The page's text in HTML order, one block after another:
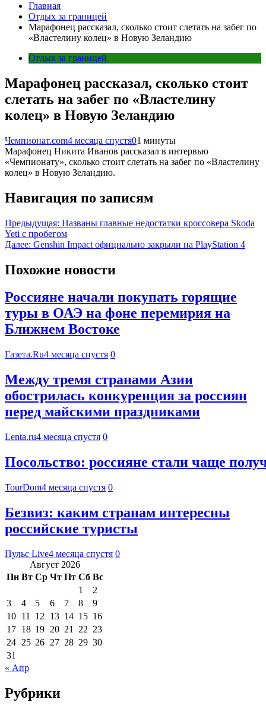
Главная
Отдых за границей
Марафонец рассказал, сколько стоит слетать на забег по
«Властелину колец» в Новую Зеландию
Отдых за границей
Марафонец рассказал, сколько стоит
слетать на забег по «Властелину
колец» в Новую Зеландию
Чемпионат.com4 месяца спустя01 минуты
Марафонец Никита Иванов рассказал в интервью
«Чемпионату», сколько стоит слетать на забег по «Властелину
колец» в Новую Зеландию.
Навигация по записям
Предыдущая: Названы главные недостатки кроссовера Skoda
Yeti с пробегом
Далее: Genshin Impact официально закрыли на PlayStation 4
Похожие новости
Россияне начали покупать горящие
туры в ОАЭ на фоне перемирия на
Ближнем Востоке
Газета.Ru4 месяца спустя 0
Между тремя странами Азии
обострилась конкуренция за россиян
перед майскими праздниками
Lenta.ru4 месяца спустя 0
Посольство: россияне стали чаще
TourDom4 месяца спустя 0
Безвиз: каким странам интересны
российские туристы
Пульс Live4 месяца спустя 0
Август 2026
Пн Вт Ср Чт Пт Сб Вс
1
2
3
4 5 6 7 8
9
10 11 12 13 14 15 16
17 18 19 20 21 22 23
24 25 26 27 28 29 30
31
« Апр
Рубрики